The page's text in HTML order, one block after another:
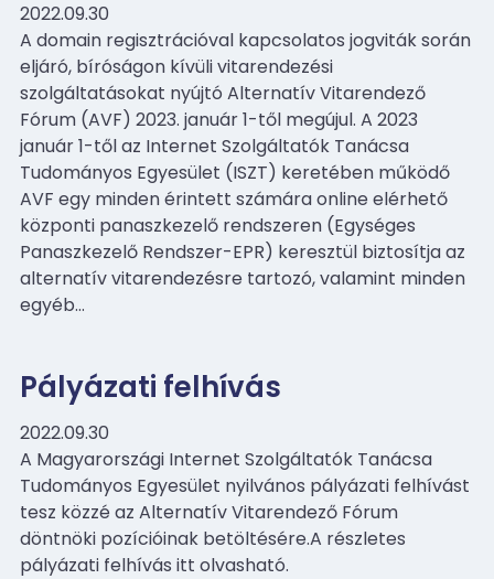
2022.09.30
A domain regisztrációval kapcsolatos jogviták során
eljáró, bíróságon kívüli vitarendezési
szolgáltatásokat nyújtó Alternatív Vitarendező
Fórum (AVF) 2023. január 1-től megújul. A 2023
január 1-től az Internet Szolgáltatók Tanácsa
Tudományos Egyesület (ISZT) keretében működő
AVF egy minden érintett számára online elérhető
központi panaszkezelő rendszeren (Egységes
Panaszkezelő Rendszer-EPR) keresztül biztosítja az
alternatív vitarendezésre tartozó, valamint minden
egyéb…
Pályázati felhívás
2022.09.30
A Magyarországi Internet Szolgáltatók Tanácsa
Tudományos Egyesület nyilvános pályázati felhívást
tesz közzé az Alternatív Vitarendező Fórum
döntnöki pozícióinak betöltésére.A részletes
pályázati felhívás itt olvasható.